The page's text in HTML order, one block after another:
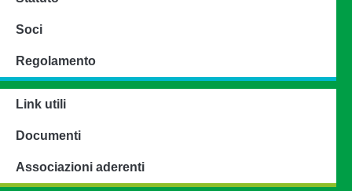
Soci
Regolamento
Link utili
Documenti
Associazioni aderenti